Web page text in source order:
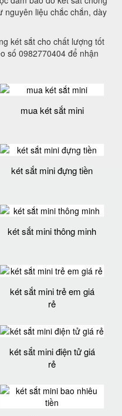
nguyên liệu chắc chắn, dày
két sắt cho chất lượng tốt
số 0982770404 để nhận
mua két sắt mini
két sắt mini đựng tiền
két sắt mini thông minh
két sắt mini trẻ em giá
rẻ
két sắt mini điện tử giá
rẻ